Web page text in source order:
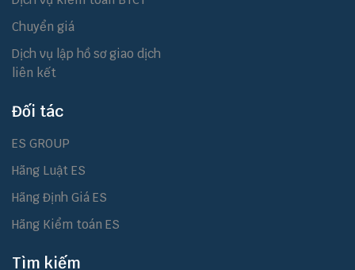
Chuyển giá
Dịch vụ lập hồ sơ giao dịch
liên kết
Đối tác
ES GROUP
Hãng Luật ES
Hãng Định Giá ES
Hãng Kiểm toán ES
Tìm kiếm